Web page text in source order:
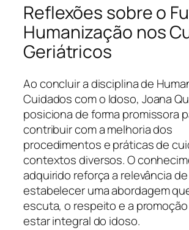
Reflexões sobre o
Humanização nos
Geriátricos
Ao concluir a disciplina de
Cuidados com o Idoso, Joana
posiciona de forma promissora
contribuir com a melhoria dos
procedimentos e práticas de
contextos diversos. O
adquirido reforça a relevância
estabelecer uma abordagem
escuta, o respeito e a
estar integral do idoso.